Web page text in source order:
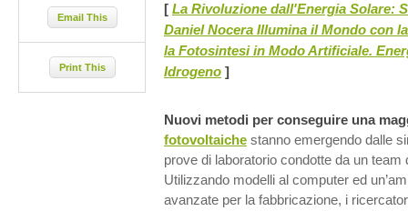
[ La Rivoluzione dall'Energia Solare:
Daniel Nocera Illumina il Mondo con
la Fotosintesi in Modo Artificiale.
Idrogeno ]
Nuovi metodi per conseguire una
fotovoltaiche stanno emergendo dalle
prove di laboratorio condotte da un team
Utilizzando modelli al computer ed
avanzate per la fabbricazione, i
Email This
Print This